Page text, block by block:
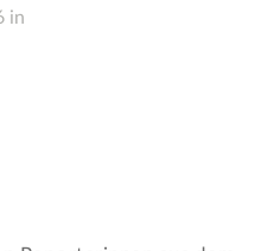
in